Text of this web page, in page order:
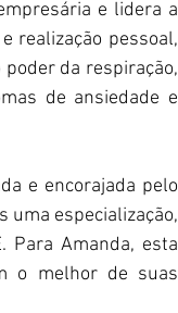
e lidera a
realização pessoal,
da respiração,
de ansiedade e
e encorajada pelo
uma especialização,
Para Amanda, esta
o melhor de suas